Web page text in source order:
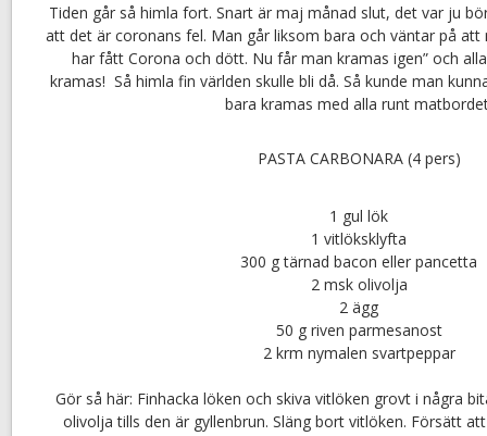
Tiden går så himla fort. Snart är maj månad slut, det var ju
att det är coronans fel. Man går liksom bara och väntar på att
har fått Corona och dött. Nu får man kramas igen” och
kramas! Så himla fin världen skulle bli då. Så kunde man
bara kramas med alla runt
PASTA CARBONARA (4 pers)
1 gul lök
1 vitlöksklyfta
300 g tärnad bacon eller pancetta
2 msk olivolja
2 ägg
50 g riven parmesanost
2 krm nymalen svartpeppar
Gör så här: Finhacka löken och skiva vitlöken grovt i några
olivolja tills den är gyllenbrun. Släng bort vitlöken. Försätt